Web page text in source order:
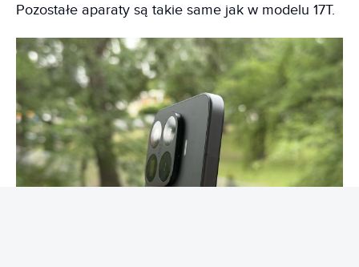
Pozostałe aparaty są takie same jak w modelu 17T.